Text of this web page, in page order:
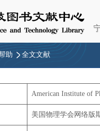
助 全文文献
American Institute of
美国物理学会网络版